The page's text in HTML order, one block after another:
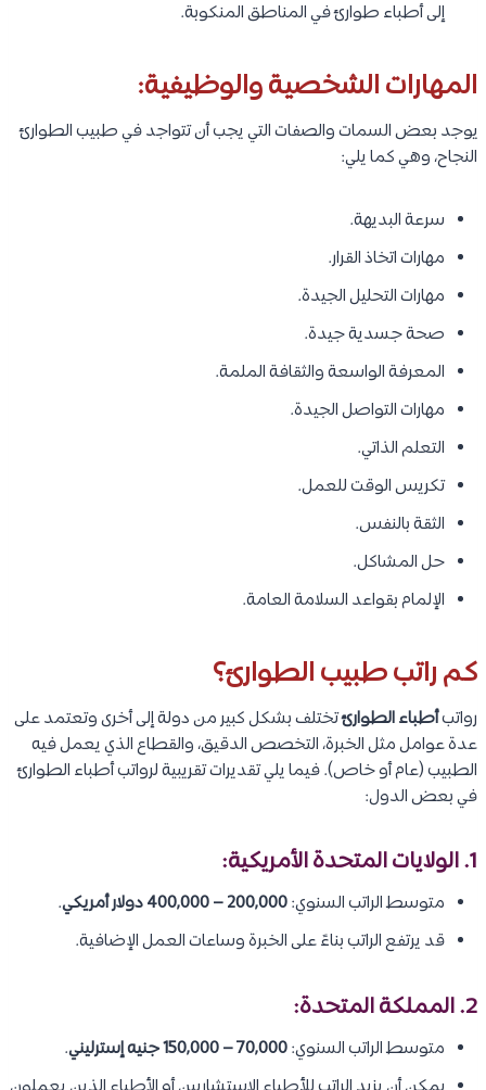
إلى أطباء طوارئ في المناطق المنكوبة.
المهارات الشخصية والوظيفية:
يوجد بعض السمات والصفات التي يجب أن تتواجد في طبيب الطوارئ
النجاح، وهي كما يلي:
سرعة البديهة.
مهارات اتخاذ القرار.
مهارات التحليل الجيدة.
صحة جسدية جيدة.
المعرفة الواسعة والثقافة الملمة.
مهارات التواصل الجيدة.
التعلم الذاتي.
تكريس الوقت للعمل.
الثقة بالنفس.
حل المشاكل.
الإلمام بقواعد السلامة العامة.
كم راتب طبيب الطوارئ؟
رواتبأطباء الطوارئتختلف بشكل كبير من دولة إلى أخرى وتعتمد على
عدة عوامل مثل الخبرة، التخصص الدقيق، والقطاع الذي يعمل فيه
الطبيب (عام أو خاص). فيما يلي تقديرات تقريبية لرواتب أطباء الطوارئ
في بعض الدول:
1. الولايات المتحدة الأمريكية:
متوسط الراتب السنوي:200,000 – 400,000 دولار أمريكي
.
قد يرتفع الراتب بناءً على الخبرة وساعات العمل الإضافية.
2. المملكة المتحدة:
متوسط الراتب السنوي:70,000 – 150,000 جنيه إسترليني
.